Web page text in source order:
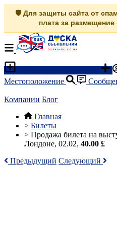
🛡️ Для защиты сайта от
плата за
Местоположение
Компании Блог
Главная
> Билеты
> Продажа билета на
Лондоне, 02.02, 40.00 £
Предыдущий Следующий